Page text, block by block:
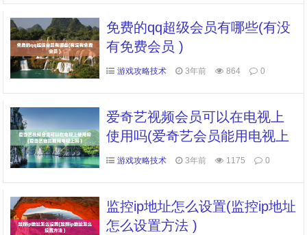
免费的qq超级会员有哪些(有没
有免费会员 )
游戏攻略技术 3年前 864 0
爱奇艺视频会员可以在电视上
使用吗(爱奇艺会员能用电视上
吗 )游戏攻略技术 3年前 1175 0
监控ip地址怎么设置(监控ip地址
怎么设置方法 )